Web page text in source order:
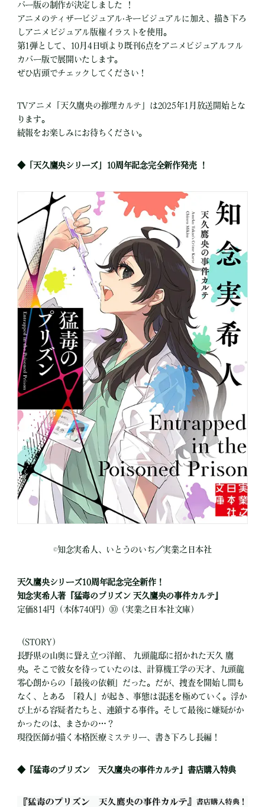
バー版の制作が決定しました ！
アニメのティザービジュアル‧キービジュアルに加え、描き下ろ
しアニメビジュアル版権イラストを使用。
第1弾として、10月4日頃より既刊6点をアニメビジュアルフル
カバー版で展開いたします。
ぜひ店頭でチェックしてください！
TVアニメ「天久鷹央の推理カルテ」は2025年1月放送開始とな
ります。
続報をお楽しみにお待ちください。
◆「天久鷹央シリーズ」10周年記念完全新作発売 ！
©知念実希人、いとうのいぢ／実業之日本社
天久鷹央シリーズ10周年記念完全新作！
知念実希人著『猛毒のプリズン 天久鷹央の事件カルテ』
定価814円（本体740円）⑩（実業之日本社文庫）
（STORY）
長野県の山奥に聳え立つ洋館、 九頭龍邸に招かれた天久 鷹
央。そこで彼女を待っていたのは、計算機工学の天才、九頭龍
零心朗からの「最後の依頼」だった。だが、捜査を開始し間も
なく、とある 「殺人」が起き、事態は混迷を極めていく。浮か
び上がる容疑者たちと、連鎖する事件。そして最後に嫌疑がか
かったのは、まさかの…？
現役医師が描く本格医療ミステリー、書き下ろし長編！
◆『猛毒のプリズン 天久鷹央の事件カルテ』書店購入特典